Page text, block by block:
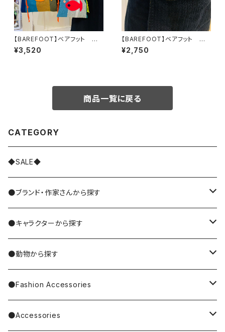
【BAREFOOT】ベアフット お
魚トイバッグM
¥3,520
【BAREFOOT】ベアフット ぬ
いぐるみ ネズミ 男の子S
¥2,750
商品一覧に戻る
CATEGORY
◆SALE◆
●ブランド・作家さんから探す
MIYUKI MATSUO/松尾ミユキ
Nathalie Lete
Miyagi Chika/みやぎちか
BAREFOOT
●キャラクターから探す
Krtek／もぐらのクルテク
PUPPET SUNSUN／パペットスンスン
Garfield
●動物から探す
cat／猫
dog／犬
●Fashion Accessories
Bag
●Accessories